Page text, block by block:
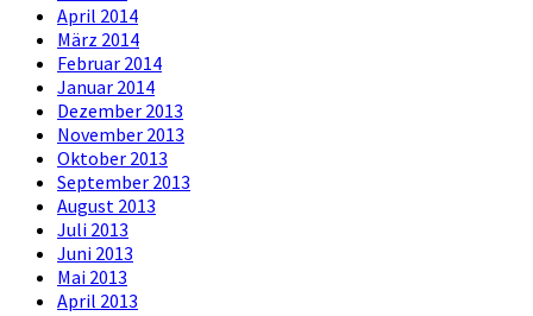
April 2014
März 2014
Februar 2014
Januar 2014
Dezember 2013
November 2013
Oktober 2013
September 2013
August 2013
Juli 2013
Juni 2013
Mai 2013
April 2013